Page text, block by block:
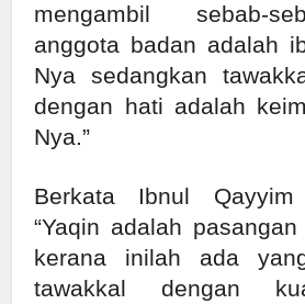
mengambil sebab-
anggota badan adalah
Nya sedangkan
dengan hati adalah
Nya.”
Berkata Ibnul Qayyim
“Yaqin adalah
kerana inilah ada
tawakkal dengan